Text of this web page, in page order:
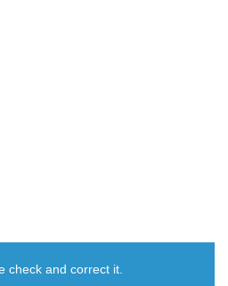
check and correct it.